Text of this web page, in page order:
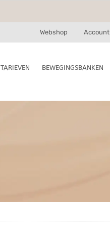
Webshop Account
TARIEVEN BEWEGINGSBANKEN